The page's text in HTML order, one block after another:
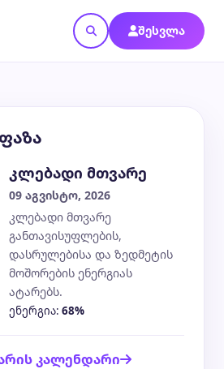
შესვლა
კლებადი მთვარე
09 აგვისტო, 2026
კლებადი მთვარე
განთავისუფლების,
დასრულებისა და ზედმეტის
მოშორების ენერგიას
ატარებს.
ენერგია: 68%
კალენდარი